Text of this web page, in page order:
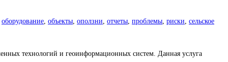
оборудование, объекты, оползни, отчеты, проблемы, риски, сельское
технологий и геоинформационных систем. Данная услуга